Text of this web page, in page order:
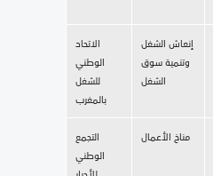
الاتحاد
الوطني
للشغل
بالمغرب
إنعاش الشغل
وتنمية سوق
الشغل
التجمع
الوطني
مناخ الأعمال